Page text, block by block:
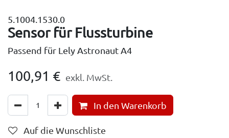
5.1004.1530.0
Sensor für Flussturbine
Passend für Lely Astronaut A4
100,91 € exkl. MwSt.
In den Warenkorb
Auf die Wunschliste